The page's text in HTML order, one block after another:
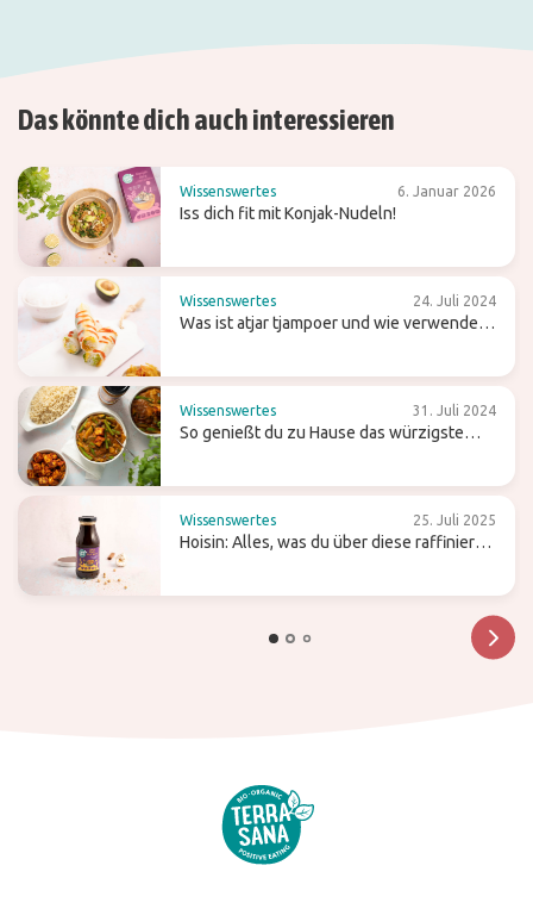
Das könnte dich auch interessieren
Wissenswertes 6. Januar 2026
Iss dich fit mit Konjak-Nudeln!
Wissenswertes 24. Juli 2024
Was ist atjar tjampoer und wie verwendest
Wissenswertes 31. Juli 2024
So genießt du zu Hause das würzigste
Wissenswertes 25. Juli 2025
Hoisin: Alles, was du über diese raffiniert